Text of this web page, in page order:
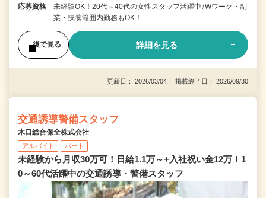
応募資格
未経験OK！20代～40代の女性スタッフ活躍中♪Wワーク・副
業・扶養範囲内勤務もOK！
後で見る 詳細を見る
更新日： 2026/03/04 掲載終了日： 2026/09/30
交通誘導警備スタッフ
木口総合保全株式会社
アルバイト パート
未経験から月収30万可！日給1.1万～+入社祝い金12万！1
0～60代活躍中の交通誘導・警備スタッフ